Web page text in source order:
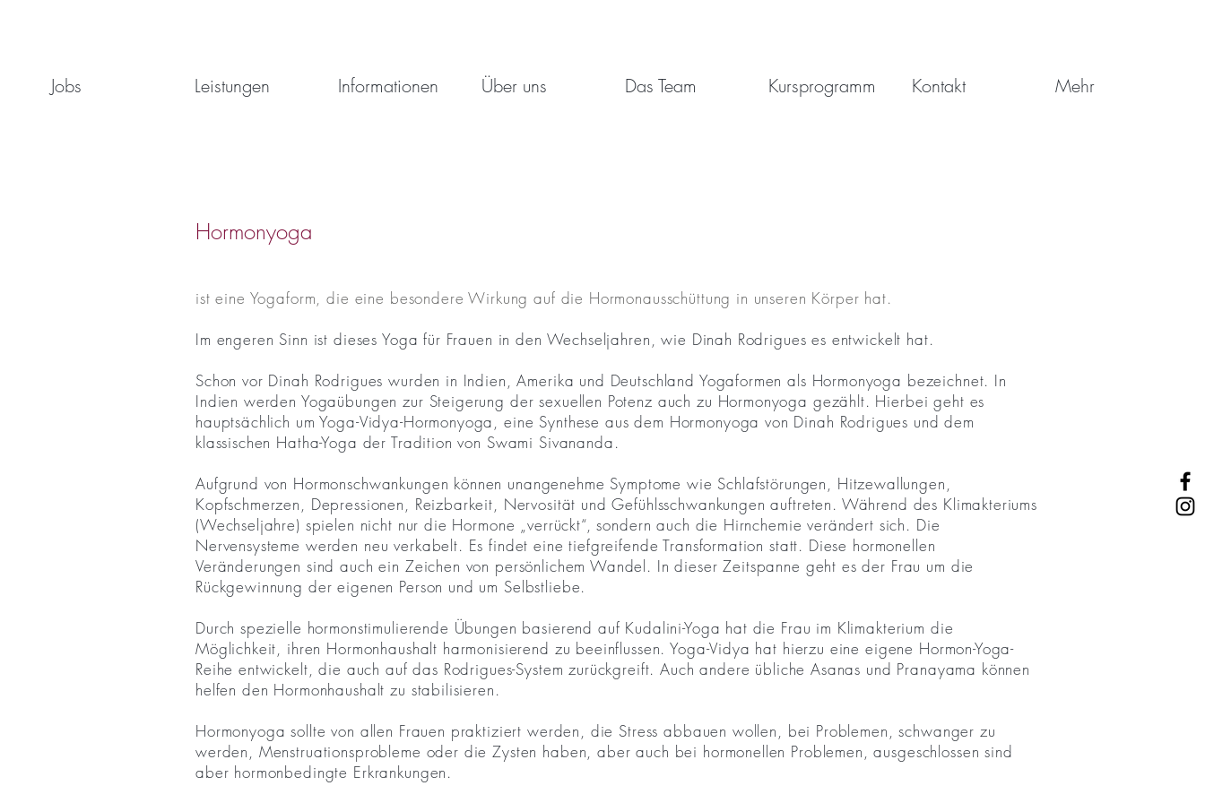
Jobs Leistungen Informationen Über uns Das Team Kursprogramm Kontakt Mehr
Hormonyoga
ist eine Yogaform, die eine besondere Wirkung auf die Hormonausschüttung in unseren Körper hat.
Im engeren Sinn ist dieses Yoga für Frauen in den Wechseljahren, wie Dinah Rodrigues es entwickelt hat.
Schon vor Dinah Rodrigues wurden in Indien, Amerika und Deutschland Yogaformen als Hormonyoga bezeichnet. In
Indien werden Yogaübungen zur Steigerung der sexuellen Potenz auch zu Hormonyoga gezählt. Hierbei geht es
hauptsächlich um Yoga-Vidya-Hormonyoga, eine Synthese aus dem Hormonyoga von Dinah Rodrigues und dem
klassischen Hatha-Yoga der Tradition von Swami Sivananda.
Aufgrund von Hormonschwankungen können unangenehme Symptome wie Schlafstörungen, Hitzewallungen,
Kopfschmerzen, Depressionen, Reizbarkeit, Nervosität und Gefühlsschwankungen auftreten. Während des Klimakteriums
(Wechseljahre) spielen nicht nur die Hormone „verrückt“, sondern auch die Hirnchemie verändert sich. Die
Nervensysteme werden neu verkabelt. Es findet eine tiefgreifende Transformation statt. Diese hormonellen
Veränderungen sind auch ein Zeichen von persönlichem Wandel. In dieser Zeitspanne geht es der Frau um die
Rückgewinnung der eigenen Person und um Selbstliebe.
Durch spezielle hormonstimulierende Übungen basierend auf Kudalini-Yoga hat die Frau im Klimakterium die
Möglichkeit, ihren Hormonhaushalt harmonisierend zu beeinflussen. Yoga-Vidya hat hierzu eine eigene Hormon-Yoga-
Reihe entwickelt, die auch auf das Rodrigues-System zurückgreift. Auch andere übliche Asanas und Pranayama können
helfen den Hormonhaushalt zu stabilisieren.
Hormonyoga sollte von allen Frauen praktiziert werden, die Stress abbauen wollen, bei Problemen, schwanger zu
werden, Menstruationsprobleme oder die Zysten haben, aber auch bei hormonellen Problemen, ausgeschlossen sind
aber hormonbedingte Erkrankungen.